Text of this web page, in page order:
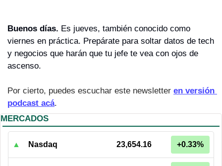
Buenos días. Es jueves, también conocido como
viernes en práctica. Prepárate para soltar datos de tech
y negocios que harán que tu jefe te vea con ojos de
ascenso.
Por cierto, puedes escuchar este newsletter en versión
podcast acá.
MERCADOS
▲ Nasdaq 23,654.16 +0.33%